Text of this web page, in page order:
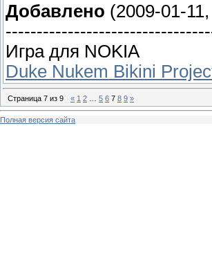
Добавлено (2009-01-
Игра для NOKIA
Duke Nukem Bikini
Страница 7 из 9 « 1 2 5 6 7 8 9 »
Полная версия сайта